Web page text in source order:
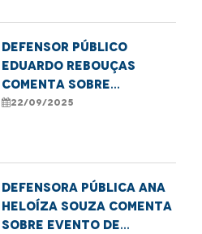
Defensor Público
Eduardo Rebouças
comenta sobre
audiência na Câmara
Guarda
22/09/2025
Defensora pública Ana
Heloíza Souza comenta
sobre evento de